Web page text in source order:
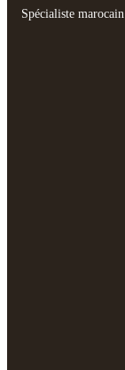
Spécialiste